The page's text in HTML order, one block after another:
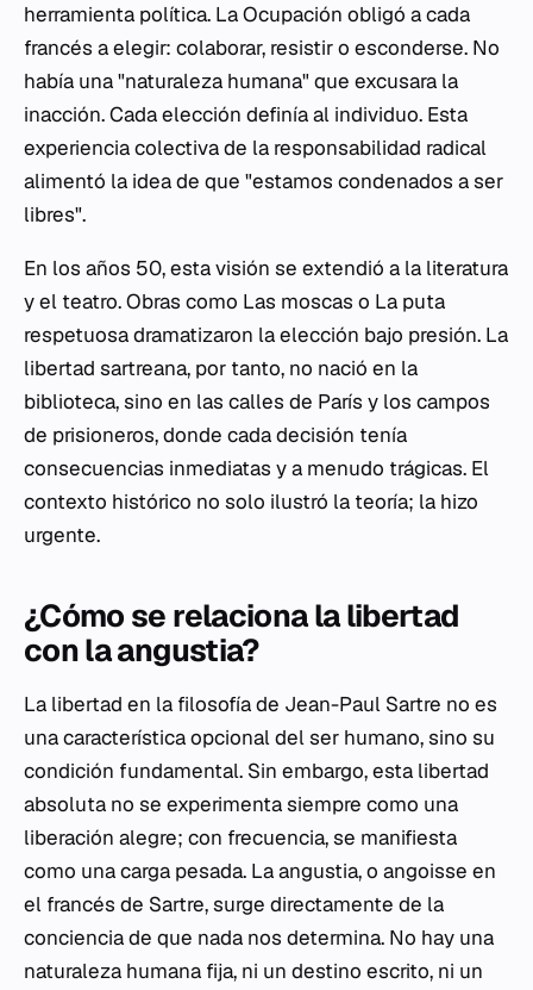
herramienta política. La Ocupación obligó a cada
francés a elegir: colaborar, resistir o esconderse. No
había una "naturaleza humana" que excusara la
inacción. Cada elección definía al individuo. Esta
experiencia colectiva de la responsabilidad radical
alimentó la idea de que "estamos condenados a ser
libres".
En los años 50, esta visión se extendió a la literatura
y el teatro. Obras como Las moscas o La puta
respetuosadramatizaron la elección bajo presión. La
libertad sartreana, por tanto, no nació en la
biblioteca, sino en las calles de París y los campos
de prisioneros, donde cada decisión tenía
consecuencias inmediatas y a menudo trágicas. El
contexto histórico no solo ilustró la teoría; la hizo
urgente.
¿Cómo se relaciona la libertad
con la angustia?
La libertad en la filosofía de Jean-Paul Sartre no es
una característica opcional del ser humano, sino su
condición fundamental. Sin embargo, esta libertad
absoluta no se experimenta siempre como una
liberación alegre; con frecuencia, se manifiesta
como una carga pesada. La angustia, o angoisse en
el francés de Sartre, surge directamente de la
conciencia de que nada nos determina. No hay una
naturaleza humana fija, ni un destino escrito, ni un